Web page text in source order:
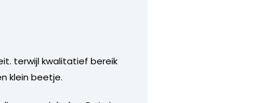
terwijl kwalitatief bereik
klein beetje.